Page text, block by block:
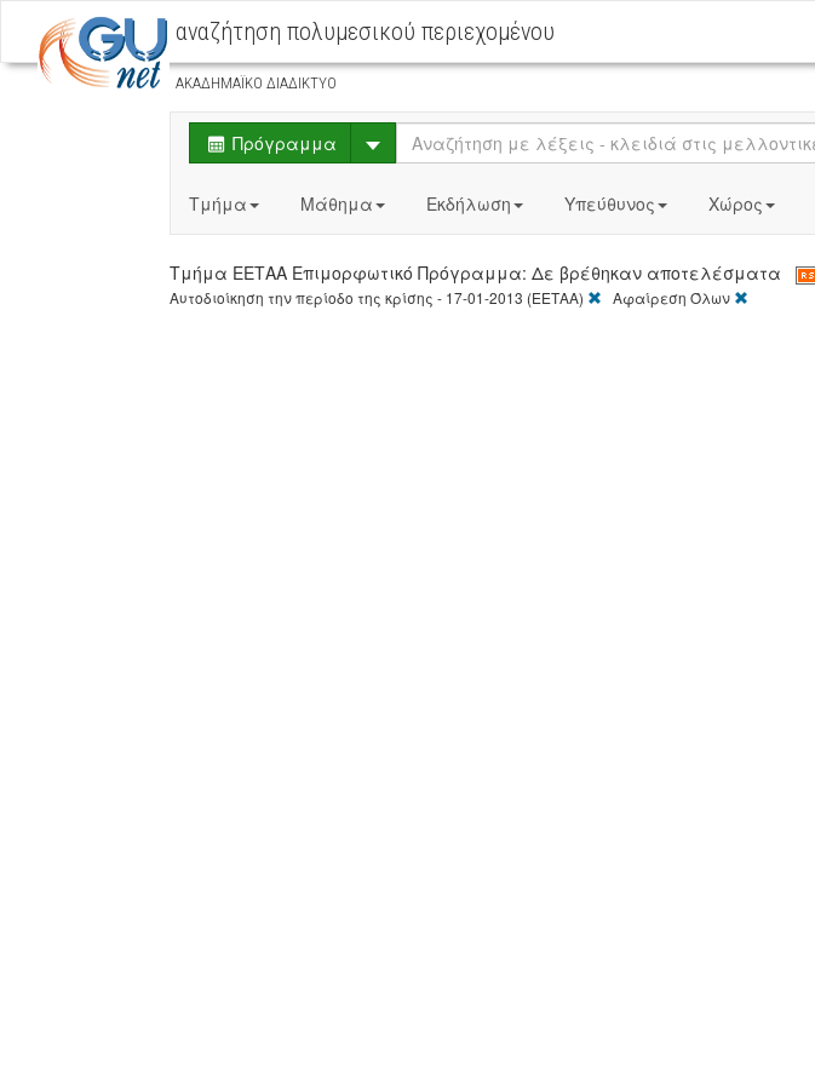
αναζήτηση πολυμεσικού περιεχομένου
ΑΚΑΔΗΜΑΪΚΟ ΔΙΑΔΙΚΤΥΟ
Πρόγραμμα Select
Τμήμα Μάθημα Εκδήλωση Υπεύθυνος Χώρος
Τμήμα ΕΕΤΑΑ Επιμορφωτικό Πρόγραμμα: Δε βρέθηκαν αποτελέσματα
Αυτοδιοίκηση την περίοδο της κρίσης - 17-01-2013 (ΕΕΤΑΑ)
[X]Αφαίρεση Όλων [X]